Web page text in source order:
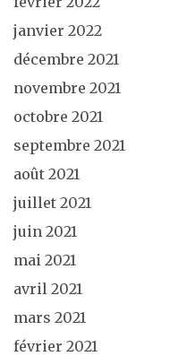
janvier 2022
décembre 2021
novembre 2021
octobre 2021
septembre 2021
août 2021
juillet 2021
juin 2021
mai 2021
avril 2021
mars 2021
février 2021